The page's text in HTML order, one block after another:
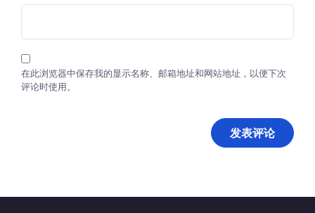
在此浏览器中保存我的显示名称、邮箱地址和网站地址，以便下次
评论时使用。